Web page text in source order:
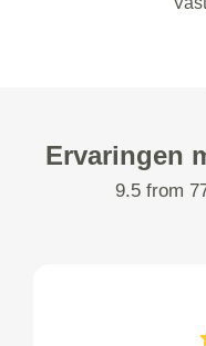
Ervaringen
9.5 from